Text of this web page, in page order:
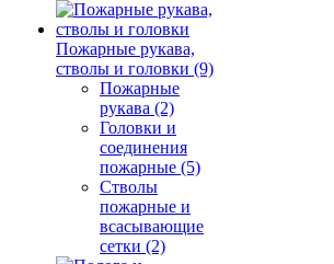
Пожарные рукава,
стволы и головки (9)
Пожарные
рукава (2)
Головки и
соединения
пожарные (5)
Стволы
пожарные и
всасывающие
сетки (2)